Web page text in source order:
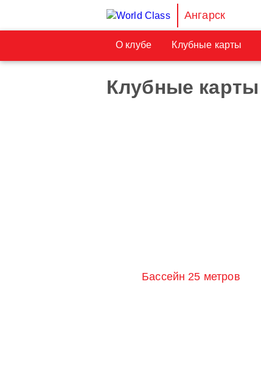
Ангарск
О клубе Клубные карты
Клубные карты
Бассейн 25 метров